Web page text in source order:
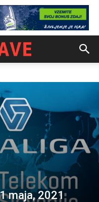
maja, 2021